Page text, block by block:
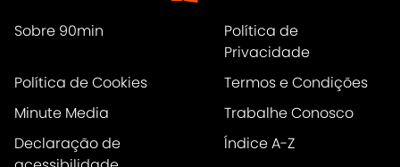
Sobre 90min
Política de
Privacidade
Política de Cookies
Termos e Condições
Minute Media
Trabalhe Conosco
Declaração de
Índice A-Z